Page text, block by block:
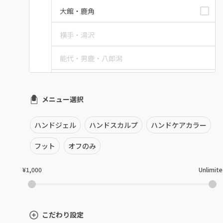
大館・鹿角
横手・湯沢
能代・男鹿・八郎潟
由利本荘
秋田県その他
メニュー選択
ハンドジェル ハンドスカルプ ハンドケアカラー
フット オフのみ
¥1,000
こだわり設定